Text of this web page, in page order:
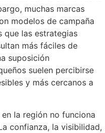
muchas marcas
modelos de campaña
que las estrategias
más fáciles de
suposición
suelen percibirse
y más cercanos a
la región no funciona
confianza, la visibilidad,